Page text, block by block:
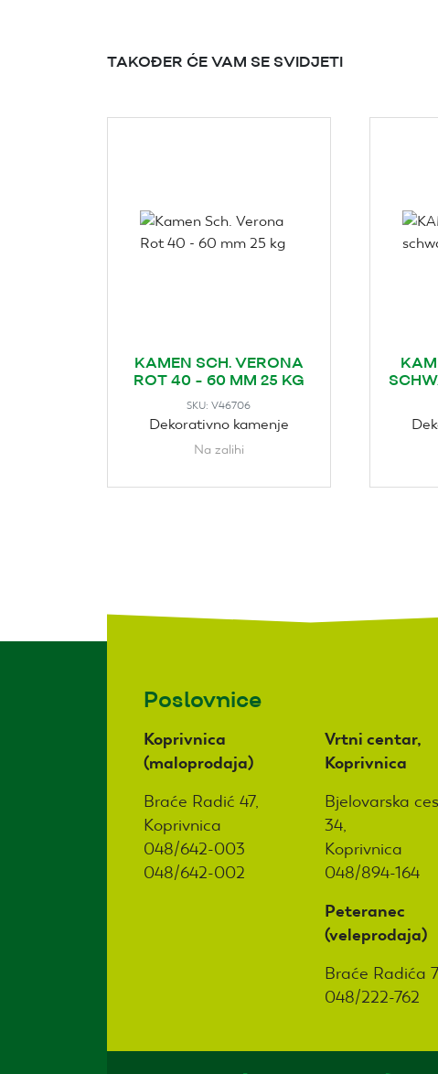
TAKOĐER ĆE VAM SE SVIDJETI
KAMEN SCH. VERONA
ROT 40 - 60 MM 25 KG
SKU:V46706
Dekorativno kamenje
Na zalihi
Poslovnice
Koprivnica
(maloprodaja)
Braće Radić 47,
Koprivnica
048/642-003
048/642-002
Vrtni centar,
Koprivnica
Bjelovarska
34,
Koprivnica
048/894-164
Peteranec
(veleprodaja)
Braće Radića
048/222-762